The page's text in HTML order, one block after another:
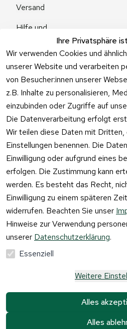
Ihre Privatsphäre
Wir verwenden Cookies und
unserer Website und verarbeiten
von Besucher:innen unserer
z.B. Inhalte zu personalisieren,
einzubinden oder Zugriffe auf
Die Datenverarbeitung erfolgt
Wir teilen diese Daten mit Dritten,
Einstellungen benennen. Die
Einwilligung oder aufgrund eines
erfolgen. Die Zustimmung kann
werden. Es besteht das Recht,
Einwilligung zu einem späteren
widerrufen. Beachten Sie unser
Hinweise zur Verwendung
unserer Datenschutzerklärung.
Essenziell
Weitere
Alles
Alles
Versand
Hilfe und
Fragen
Vertrag
widerrufen
Mehrwertsteuer und zzgl.
Krause & Sohn GmbH